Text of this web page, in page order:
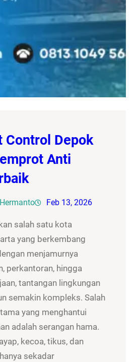
Control Depok
Anti
Feb 13, 2026
salah satu kota
yang berkembang
menjamurnya
perkantoran, hingga
tantangan lingkungan
semakin kompleks. Salah
yang menghantui
adalah serangan hama.
kecoa, tikus, dan
sekadar